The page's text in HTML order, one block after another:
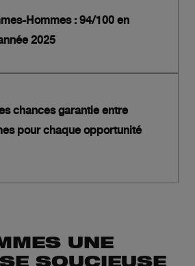
Hommes : 94/100 en
2025
chances garantie entre
pour chaque opportunité
UNE